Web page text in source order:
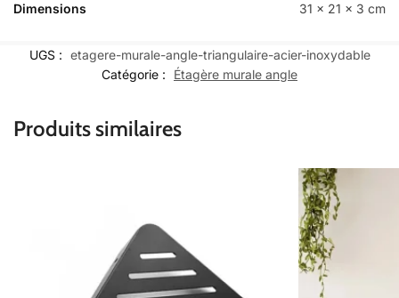
Dimensions 31 x 21 x 3 cm
UGS : etagere-murale-angle-triangulaire-acier-inoxydable
Catégorie :
Étagère murale angle
Produits similaires